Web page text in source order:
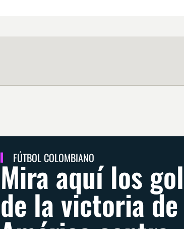
FÚTBOL COLOMBIANO
Mira aquí los
de la victoria de